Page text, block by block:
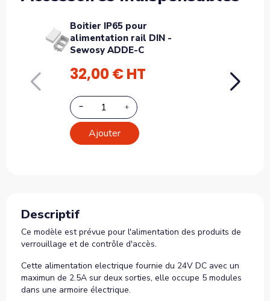
Boitier IP65 pour
alimentation rail DIN -
Sewosy ADDE-C
32,00 € HT
Ajouter
Descriptif
Ce modèle est prévue pour l'alimentation des produits de
verrouillage et de contrôle d'accès.
Cette alimentation electrique fournie du 24V DC avec un
maximun de 2.5A sur deux sorties, elle occupe 5 modules
dans une armoire électrique.